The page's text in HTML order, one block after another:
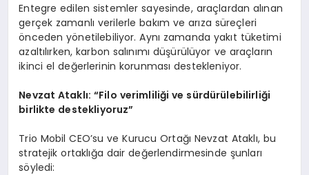
Entegre edilen sistemler sayesinde, araçlardan alınan
gerçek zamanlı verilerle bakım ve arıza süreçleri
önceden yönetilebiliyor. Aynı zamanda yakıt tüketimi
azaltılırken, karbon salınımı düşürülüyor ve araçların
ikinci el değerlerinin korunması destekleniyor.
Nevzat Ataklı: “Filo verimliliği ve sürdürülebilirliği
birlikte destekliyoruz”
Trio Mobil CEO’su ve Kurucu Ortağı Nevzat Ataklı, bu
stratejik ortaklığa dair değerlendirmesinde şunları
söyledi: